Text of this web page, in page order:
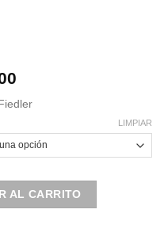
LIMPIAR
Cubierto| Corte Regular |
AL CARRITO